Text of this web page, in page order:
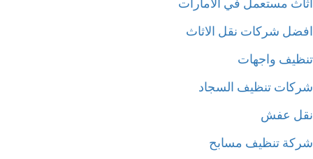
شركات نقل الاثاث
واجهات
تنظيف السجاد
عفش
تنظيف مسابح